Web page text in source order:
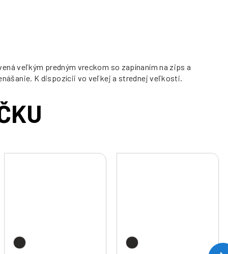
veľkým predným vreckom so zapínaním na zips a
K dispozícii vo veľkej a strednej veľkosti.